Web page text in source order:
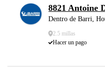
8821 Antoine
Dentro de Barri,
2.5 millas
Hacer un pago